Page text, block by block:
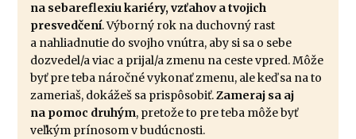
na sebareflexiu kariéry, vzťahov a tvojich
presvedčení. Výborný rok na duchovný rast
a nahliadnutie do svojho vnútra, aby si sa o sebe
dozvedel/a viac a prijal/a zmenu na ceste vpred. Môže
byť pre teba náročné vykonať zmenu, ale keď sa na to
zameriaš, dokážeš sa prispôsobiť.Zameraj sa aj
na pomoc druhým, pretože to pre teba môže byť
veľkým prínosom v budúcnosti.